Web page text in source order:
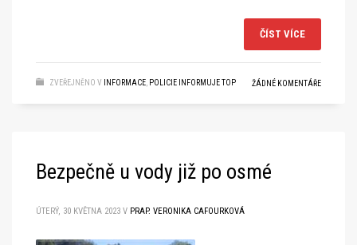
ČÍST VÍCE
ZVEŘEJNĚNO V INFORMACE POLICIE INFORMUJE TOP ŽÁDNÉ KOMENTÁŘE
Bezpečně u vody již po osmé
ÚTERÝ, 30 KVĚTNA 2023 V PRAP. VERONIKA CAFOURKOVÁ